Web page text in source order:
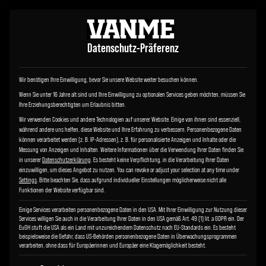
Datenschutz-Präferenz
Wir benötigen Ihre Einwilligung, bevor Sie unsere Website weiter besuchen können.
Wenn Sie unter 16 Jahre alt sind und Ihre Einwilligung zu optionalen Services geben möchten, müssen Sie
Ihre Erziehungsberechtigten um Erlaubnis bitten.
Wir verwenden Cookies und andere Technologien auf unserer Website. Einige von ihnen sind essenziell,
während andere uns helfen, diese Website und Ihre Erfahrung zu verbessern.Personenbezogene Daten
können verarbeitet werden (z. B. IP-Adressen), z. B. für personalisierte Anzeigen und Inhalte oder die
Messung von Anzeigen und Inhalten.Weitere Informationen über die Verwendung Ihrer Daten finden Sie
in unsererDatenschutzerklärung.Es besteht keine Verpflichtung, in die Verarbeitung Ihrer Daten
einzuwilligen, um dieses Angebot zu nutzen.You can revoke or adjust your selection at any time under
Settings.Bitte beachten Sie, dass aufgrund individueller Einstellungen möglicherweise nicht alle
Funktionen der Website verfügbar sind.
Einige Services verarbeiten personenbezogene Daten in den USA. Mit Ihrer Einwilligung zur Nutzung dieser
Services willigen Sie auch in die Verarbeitung Ihrer Daten in den USA gemäß Art. 49 (1) lit. a GDPR ein. Der
EuGH stuft die USA als ein Land mit unzureichendem Datenschutz nach EU-Standards ein. Es besteht
beispielsweise die Gefahr, dass US-Behörden personenbezogene Daten in Überwachungsprogrammen
verarbeiten, ohne dass für Europäerinnen und Europäer eine Klagemöglichkeit besteht.